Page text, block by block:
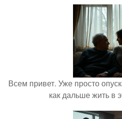
Всем привет. Уже просто
как дальше жить в